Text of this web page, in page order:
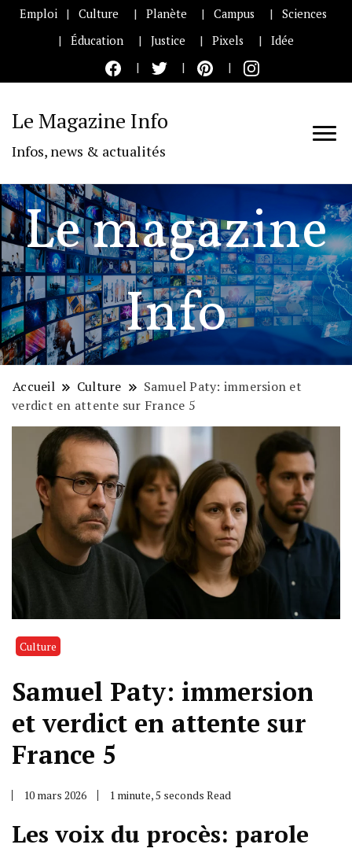
Emploi Culture Planète Campus
Sciences
Éducation
Justice Pixels Idée
Le Magazine Info
Infos, news & actualités
Le magazine
Info
Accueil Culture
Samuel Paty: immersion et
verdict en attente sur France 5
Culture
Samuel Paty: immersion
et verdict en attente sur
France 5
10 mars 2026 1 minute, 5 seconds Read
Les voix du procès: parole